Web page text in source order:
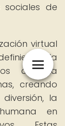
sociales de
virtual
la
con la
creando
la
en